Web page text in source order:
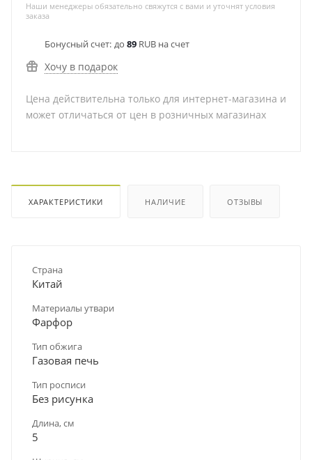
Наши менеджеры обязательно свяжутся с вами и уточнят условия
заказа
Бонусный счет: до 89 RUB на счет
Хочу в подарок
Цена действительна только для интернет-магазина и
может отличаться от цен в розничных магазинах
ХАРАКТЕРИСТИКИ НАЛИЧИЕ ОТЗЫВЫ
Страна
Китай
Материалы утвари
Фарфор
Тип обжига
Газовая печь
Тип росписи
Без рисунка
Длина, см
5